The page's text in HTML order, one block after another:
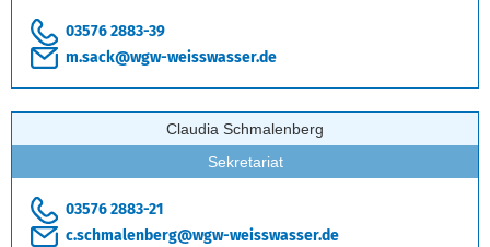
03576 2883-39
m.sack@wgw-weisswasser.de
Claudia Schmalenberg
Sekretariat
03576 2883-21
c.schmalenberg@wgw-weisswasser.de